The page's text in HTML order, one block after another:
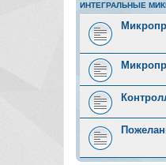
ИНТЕГРАЛЬНЫЕ